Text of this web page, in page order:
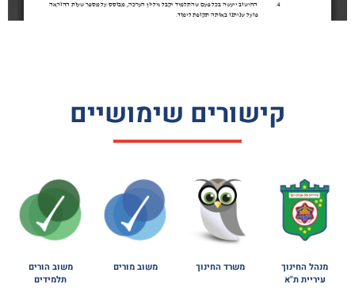
קישורים שימושיים
מנהל החינוך
עיריית ת"א
משרד החינוך משוב מורים
משוב הורים
תלמידים